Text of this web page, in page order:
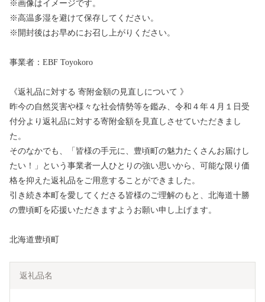
※画像はイメージです。
※高温多湿を避けて保存してください。
※開封後はお早めにお召し上がりください。
事業者：EBF Toyokoro
《返礼品に対する 寄附金額の見直しについて 》
昨今の自然災害や様々な社会情勢等を鑑み、令和４年４月１日受
付分より返礼品に対する寄附金額を見直しさせていただきまし
た。
そのなかでも、「皆様の手元に、豊頃町の魅力たくさんお届けし
たい！」という事業者一人ひとりの強い思いから、可能な限り価
格を抑えた返礼品をご用意することができました。
引き続き本町を愛してくださる皆様のご理解のもと、北海道十勝
の豊頃町を応援いただきますようお願い申し上げます。
北海道豊頃町
返礼品名